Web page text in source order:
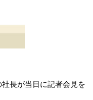
長が当日に記者会見を